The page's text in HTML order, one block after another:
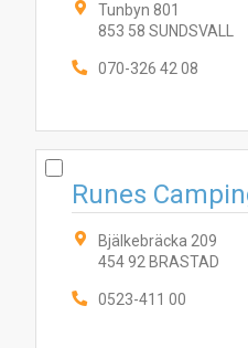
Tunbyn 801
853 58 SUNDSVALL
070-326 42 08
Runes
Bjälkebräcka 209
454 92 BRASTAD
0523-411 00